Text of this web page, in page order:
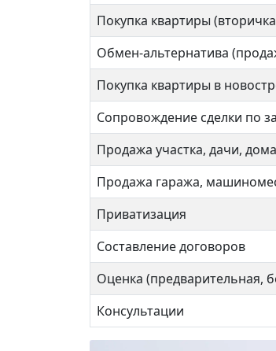
Покупка квартиры
Обмен-альтернатива
Покупка квартиры в
Сопровождение сделки по
Продажа участка, дачи, дома
Продажа гаража,
Приватизация
Составление договоров
Оценка (предварительная,
Консультации
3 комнат
60 кв.м.